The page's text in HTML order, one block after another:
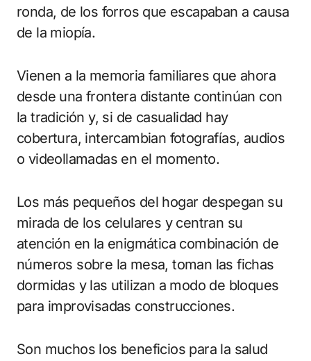
ronda, de los forros que escapaban a causa
de la miopía.
Vienen a la memoria familiares que ahora
desde una frontera distante continúan con
la tradición y, si de casualidad hay
cobertura, intercambian fotografías, audios
o videollamadas en el momento.
Los más pequeños del hogar despegan su
mirada de los celulares y centran su
atención en la enigmática combinación de
números sobre la mesa, toman las fichas
dormidas y las utilizan a modo de bloques
para improvisadas construcciones.
Son muchos los beneficios para la salud